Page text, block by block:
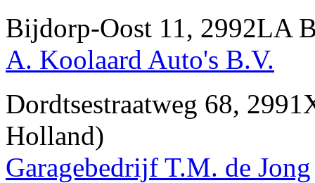
Bijdorp-Oost 11, 2992LA
A. Koolaard Auto's B.V.
Dordtsestraatweg 68,
Holland)
Garagebedrijf T.M. de Jong